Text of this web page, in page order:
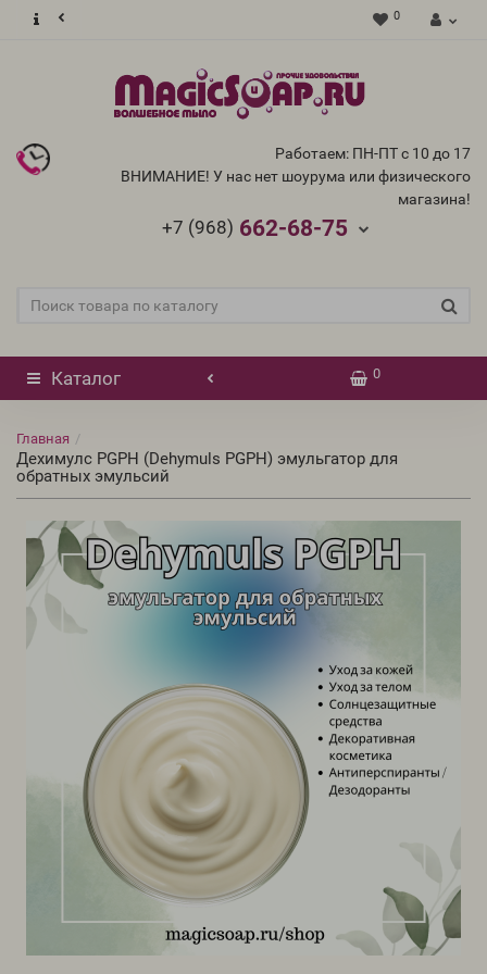
0
Работаем: ПН-ПТ с 10 до 17
ВНИМАНИЕ! У нас нет шоурума или физического
магазина!
+7 (968) 662-68-75
Каталог 0
Главная
Дехимулс PGPH (Dehymuls PGPH) эмульгатор для
обратных эмульсий